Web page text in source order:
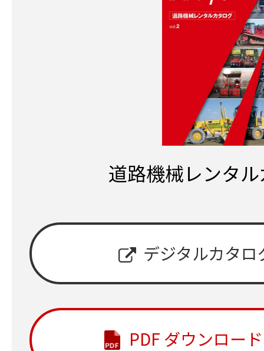
道路機械レンタ
デジタルカタ
PDF ダウンロード